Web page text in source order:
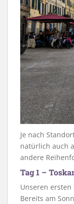
Je nach
natürlich auch
andere
Tag 1 –
Unseren
Bereits am